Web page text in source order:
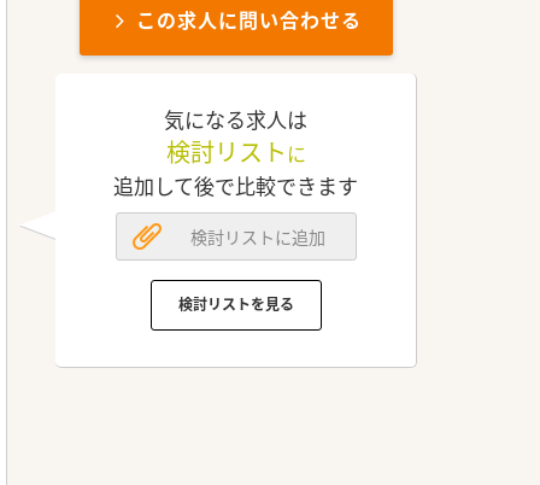
この求人に問い合わせる
気になる求人は
検討リスト に
追加して後で比較できます
検討リストに追加
検討リストを見る